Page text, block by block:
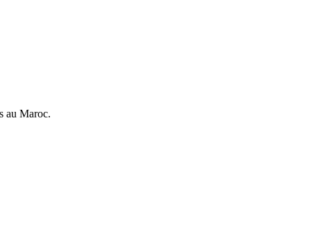
au Maroc.